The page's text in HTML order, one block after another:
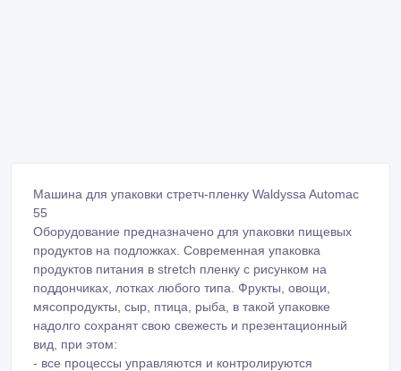
Машина для упаковки стретч-пленку Waldyssa Automac
55
Оборудование предназначено для упаковки пищевых
продуктов на подложках. Современная упаковка
продуктов питания в stretch пленку с рисунком на
поддончиках, лотках любого типа. Фрукты, овощи,
мясопродукты, сыр, птица, рыба, в такой упаковке
надолго сохранят свою свежесть и презентационный
вид, при этом:
- все процессы управляются и контролируются